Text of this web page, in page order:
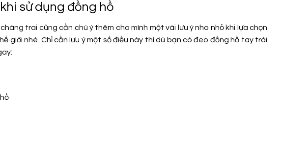
sử dụng đồng hồ
trai cũng cần chú ý thêm cho mình một vài lưu ý nho nhỏ khi lựa chọn
giới nhé. Chỉ cần lưu ý một số điều này thì dù bạn có đeo đồng hồ tay trái